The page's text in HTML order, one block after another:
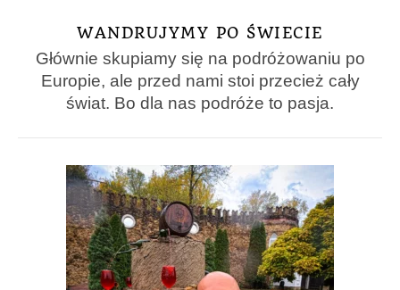
WANDRUJYMY PO ŚWIECIE
Głównie skupiamy się na podróżowaniu po
Europie, ale przed nami stoi przecież cały
świat. Bo dla nas podróże to pasja.